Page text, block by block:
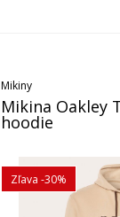
Mikiny
Mikina Oakley
hoodie
Zľava -30%